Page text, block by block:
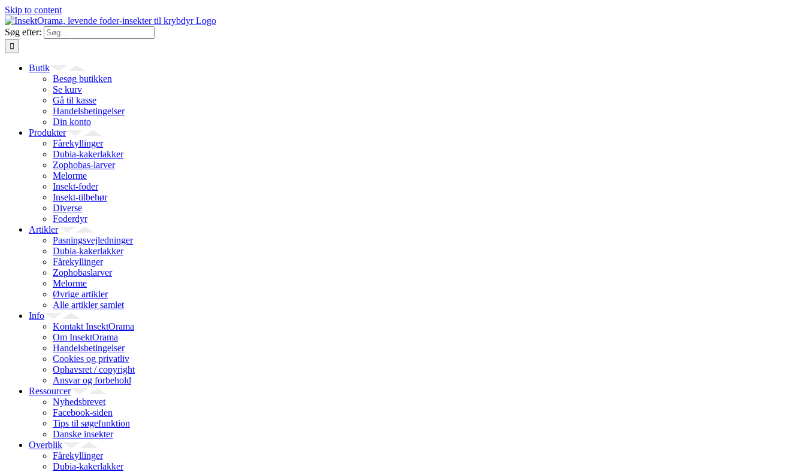
Skip to content
Søg efter:
Butik
Besøg butikken
Se kurv
Gå til kasse
Handelsbetingelser
Din konto
Produkter
Fårekyllinger
Dubia-kakerlakker
Zophobas-larver
Melorme
Insekt-foder
Insekt-tilbehør
Diverse
Foderdyr
Artikler
Pasningsvejledninger
Dubia-kakerlakker
Fårekyllinger
Zophobaslarver
Melorme
Øvrige artikler
Alle artikler samlet
Info
Kontakt InsektOrama
Om InsektOrama
Handelsbetingelser
Cookies og privatliv
Ophavsret / copyright
Ansvar og forbehold
Ressourcer
Nyhedsbrevet
Facebook-siden
Tips til søgefunktion
Danske insekter
Overblik
Fårekyllinger
Dubia-kakerlakker